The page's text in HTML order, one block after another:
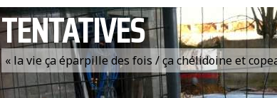
TENTATIVES
« la vie ça éparpille des fois / ça chélidoine et